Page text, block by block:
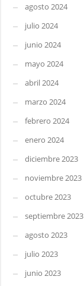
agosto 2024
julio 2024
junio 2024
mayo 2024
abril 2024
marzo 2024
febrero 2024
enero 2024
diciembre 2023
noviembre 2023
octubre 2023
septiembre 2023
agosto 2023
julio 2023
junio 2023